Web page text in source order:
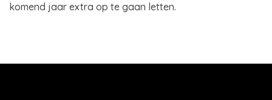
komend jaar extra op te gaan letten.